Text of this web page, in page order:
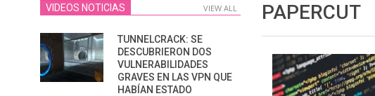
PAPERCUT
VIDEOS NOTICIAS VIEW ALL
TUNNELCRACK: SE
DESCUBRIERON DOS
VULNERABILIDADES
GRAVES EN LAS VPN QUE
HABÍAN ESTADO